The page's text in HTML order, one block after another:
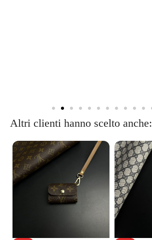
Altri clienti hanno scelto anche: